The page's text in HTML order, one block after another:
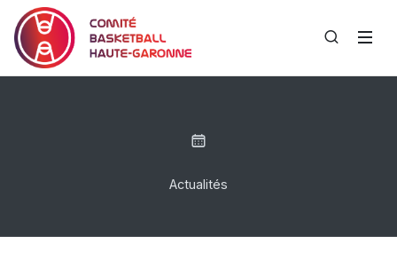
Actualités